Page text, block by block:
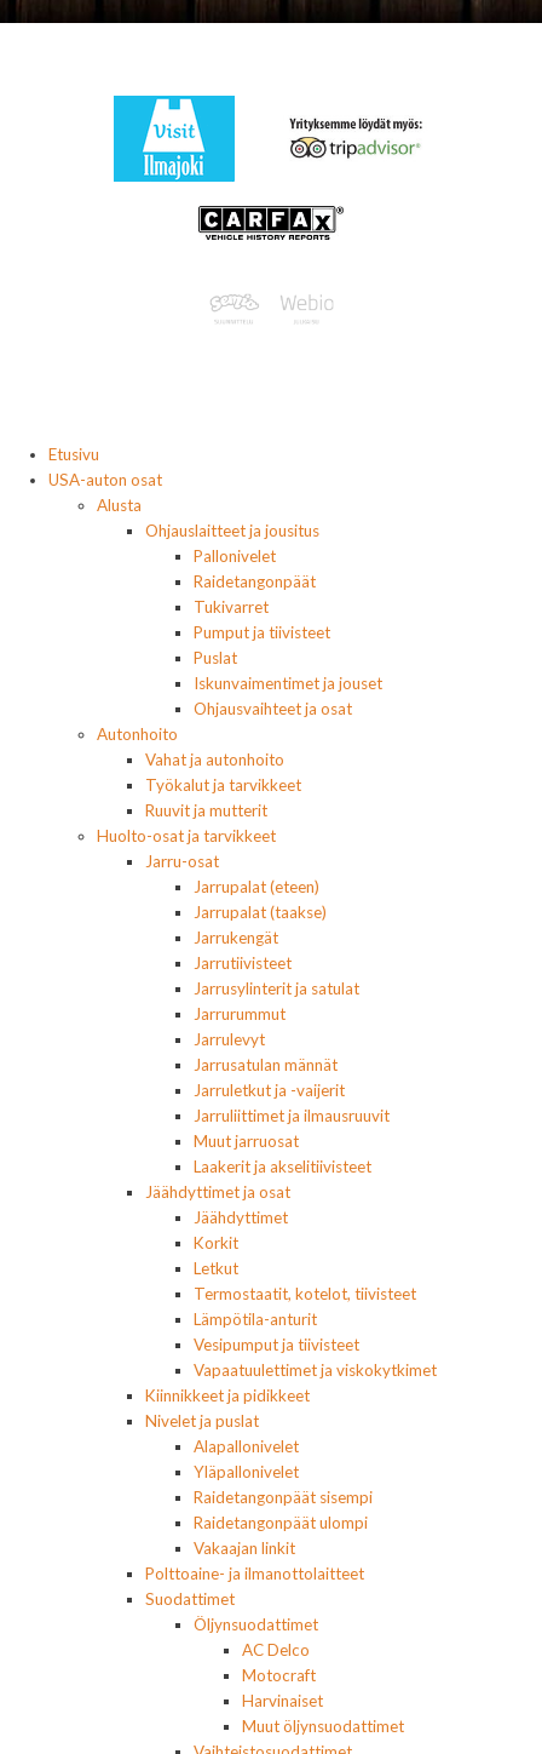
Etusivu
USA-auton osat
Alusta
Ohjauslaitteet ja jousitus
Pallonivelet
Raidetangonpäät
Tukivarret
Pumput ja tiivisteet
Puslat
Iskunvaimentimet ja jouset
Ohjausvaihteet ja osat
Autonhoito
Vahat ja autonhoito
Työkalut ja tarvikkeet
Ruuvit ja mutterit
Huolto-osat ja tarvikkeet
Jarru-osat
Jarrupalat (eteen)
Jarrupalat (taakse)
Jarrukengät
Jarrutiivisteet
Jarrusylinterit ja satulat
Jarrurummut
Jarrulevyt
Jarrusatulan männät
Jarruletkut ja -vaijerit
Jarruliittimet ja ilmausruuvit
Muut jarruosat
Laakerit ja akselitiivisteet
Jäähdyttimet ja osat
Jäähdyttimet
Korkit
Letkut
Termostaatit, kotelot, tiivisteet
Lämpötila-anturit
Vesipumput ja tiivisteet
Vapaatuulettimet ja viskokytkimet
Kiinnikkeet ja pidikkeet
Nivelet ja puslat
Alapallonivelet
Yläpallonivelet
Raidetangonpäät sisempi
Raidetangonpäät ulompi
Vakaajan linkit
Polttoaine- ja ilmanottolaitteet
Suodattimet
Öljynsuodattimet
AC Delco
Motocraft
Harvinaiset
Muut öljynsuodattimet